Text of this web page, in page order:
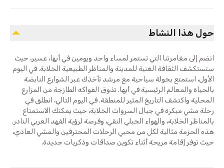
حول هذا النشاط
انضم إلى مغامرتنا التي تستمر لمساء واحد ويومين في أبها، عسير، حيث
ستستكشف الثقافة الغنية للمدينة والمناظر الطبيعية الخلابة. في اليوم
الأول، استمتع بجولة سياحية مع مرشد تأخذك عبر الشوارع النابضة
بالحياة والمعالم الرئيسية في أبها. تذوق الفواكه الطازجة من المزارع
المحلية واكتشف التاريخ المثير للمنطقة. في اليوم التالي، انطلق في
رحلة مشي مبكرة في جبال السروات الخلابة، حيث يمكنك الاستمتاع
بالمناظر الخلابة، والهواء الجبلي النقي، وفرصة لرؤية الفهد العربي النادر.
هذه الحزمة مثالية لكل من محبي الرحلات المحترفين والمشي العادي،
حيث توفر إقامة مريحة أثناء تكوين صداقات وذكريات جديدة.